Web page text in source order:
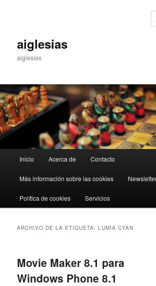
aiglesias
aiglesias
principal
Inicio Acerca de Contacto
Más información sobre las cookies
Política de cookies Servicios
ARCHIVO DE LA ETIQUETA:LUMIA CYAN
Movie Maker 8.1 para
Windows Phone 8.1